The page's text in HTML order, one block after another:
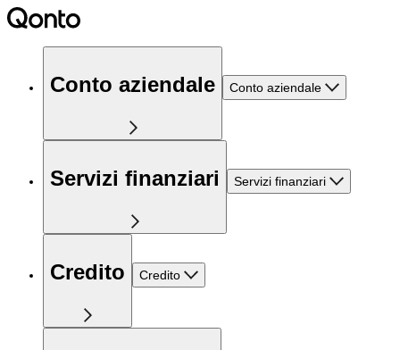
Conto aziendale Conto aziendale
Servizi finanziari Servizi finanziari
Credito Credito